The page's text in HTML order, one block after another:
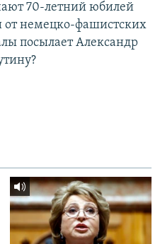
70-летний юбилей
от немецко-фашистских
посылает Александр